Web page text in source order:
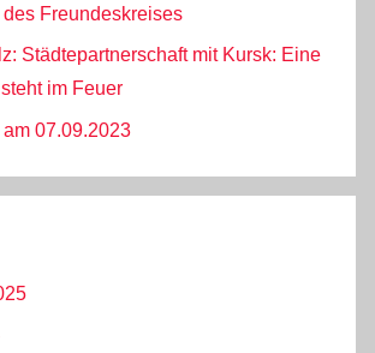
Freundeskreises
Städtepartnerschaft mit Kursk: Eine
im Feuer
07.09.2023